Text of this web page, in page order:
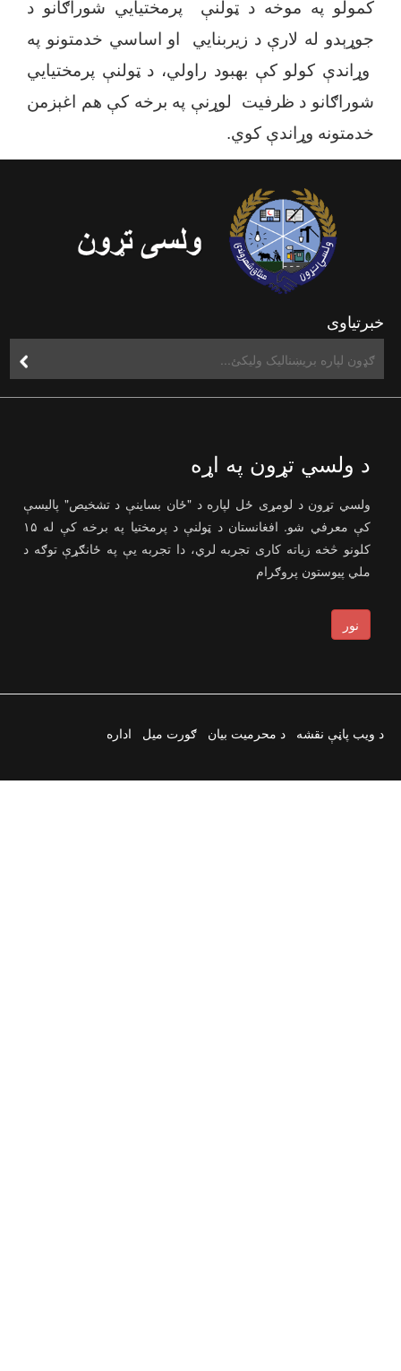
کمولو په موخه د ټولنې پرمختیایي شوراګانو د
جوړېدو له لارې د زیربنایي او اساسي خدمتونو په
وړاندې کولو کې بهبود راولي، د ټولنې پرمختیایي
شوراګانو د ظرفیت لوړنې په برخه کې هم اغېزمن
خدمتونه وړاندې کوي.
خبرتیاوی
د ولسي تړون په اړه
ولسي تړون د لومړی ځل لپاره د "ځان بساینې د تشخیص" پالیسې
کې معرفي شو. افغانستان د ټولنې د پرمختیا په برخه کې له ۱۵
کلونو څخه زیاته کاری تجربه لري، دا تجربه یې په ځانګړې توګه د
ملي پیوستون پروګرام
نور
د ویب پاڼې نقشه د محرمیت بیان ګورت میل اداره